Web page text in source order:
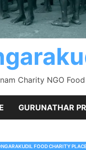
Charity NGO
GURUNATHAR
FOOD CHARITY